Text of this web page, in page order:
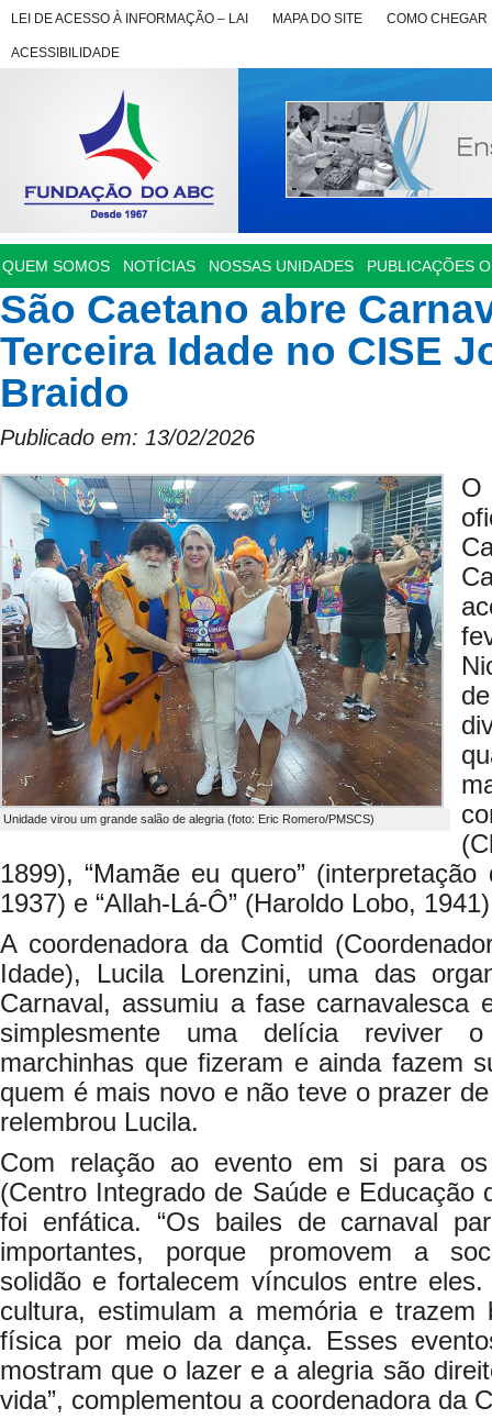
LEI DE ACESSO À INFORMAÇÃO – LAI MAPA DO SITE COMO CHEGAR
ACESSIBILIDADE
QUEM SOMOS NOTÍCIAS NOSSAS UNIDADES PUBLICAÇÕES
São Caetano abre
Terceira Idade no CISE
Braido
Publicado em: 13/02/2026
Unidade virou um grande salão de alegria (foto: Eric Romero/PMSCS)
1899), “Mamãe eu quero”
1937) e “Allah-Lá-Ô” (Haroldo Lobo,
A coordenadora da Comtid
Idade), Lucila Lorenzini, uma das
Carnaval, assumiu a fase carnavalesca
simplesmente uma delícia reviver
marchinhas que fizeram e ainda fazem
quem é mais novo e não teve o prazer
relembrou Lucila.
Com relação ao evento em si para
(Centro Integrado de Saúde e Educação
foi enfática. “Os bailes de carnaval
importantes, porque promovem a
solidão e fortalecem vínculos entre
cultura, estimulam a memória e trazem
física por meio da dança. Esses
mostram que o lazer e a alegria são
vida”, complementou a coordenadora da